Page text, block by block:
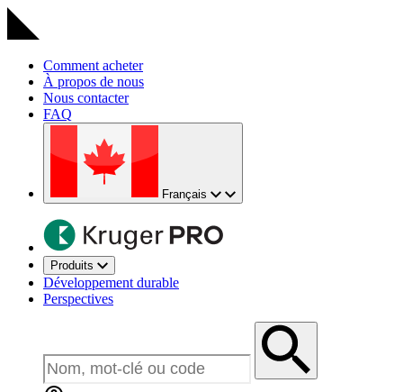
Comment acheter
À propos de nous
Nous contacter
FAQ
Français
Produits
Développement durable
Perspectives